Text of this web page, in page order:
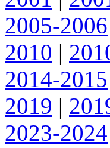
2005-2006
2010 |
2014-2015
2019 |
2023-2024